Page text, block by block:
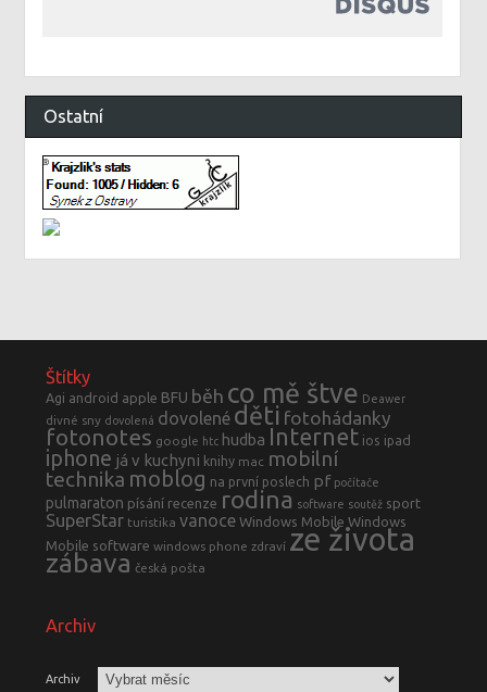
Ostatní
Štítky
Agi android apple BFU běh co mě štve Deawer
divné sny dovolená dovolené děti fotohádanky
fotonotes google htc hudba Internet ios ipad
iphone já v kuchyni knihy mac mobilní
technika moblog na první poslech pf počítače
pulmaraton písání recenze rodina software soutěž sport
SuperStar turistika vanoce Windows Mobile Windows
Mobile software windows phone zdraví ze života
zábava česká pošta
Archiv
Archiv